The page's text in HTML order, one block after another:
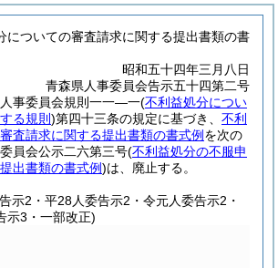
についての審査請求に関する提出書類の書
昭和五十四年三月八日
青森県人事委員会告示五十四第二号
事委員会規則一一―一(不利益処分につい
る規則 )第四十三条の規定に基づき、 不利
査請求に関する提出書類の書式例 を次の
員会公示二六第三号(不利益処分の不服申
出書類の書式例)は、廃止する。
示2・平28人委告示2・令元人委告示2・
示3・一部改正)